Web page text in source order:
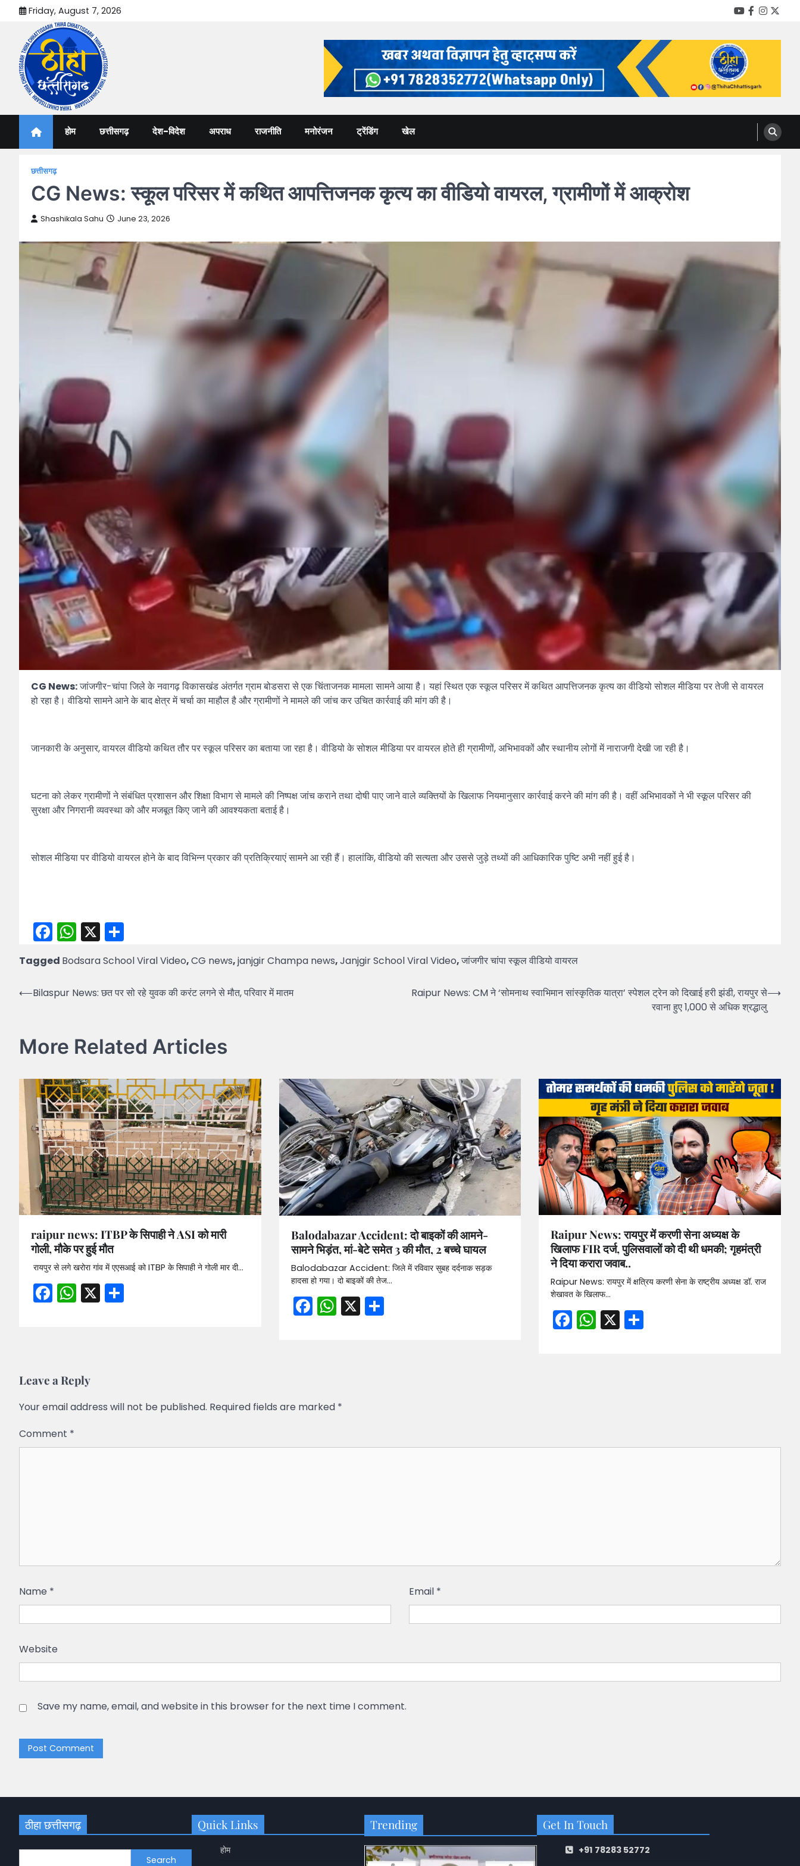
content
Friday, August 7, 2026 YouTube
Facebook
Thiha Chhattisgarh
होम छत्तीसगढ़ देश-विदेश अपराध राजनीति मनोरंजन ट्रेंडिंग खेल
छत्तीसगढ़
CG News: स्कूल परिसर में कथित आपत्तिजनक कृत्य का वीडियो वायरल, ग्रामीणों में आक्रोश
Shashikala Sahu June 23, 2026
CG News:जांजगीर-चांपा जिले के नवागढ़ विकासखंड अंतर्गत ग्राम बोडसरा से एक चिंताजनक मामला सामने आया है। यहां स्थित एक स्कूल परिसर में कथित आपत्तिजनक कृत्य का वीडियो सोशल मीडिया पर तेजी से वायरल
हो रहा है। वीडियो सामने आने के बाद क्षेत्र में चर्चा का माहौल है और ग्रामीणों ने मामले की जांच कर उचित कार्रवाई की मांग की है।
जानकारी के अनुसार, वायरल वीडियो कथित तौर पर स्कूल परिसर का बताया जा रहा है। वीडियो के सोशल मीडिया पर वायरल होते ही ग्रामीणों, अभिभावकों और स्थानीय लोगों में नाराजगी देखी जा रही है।
घटना को लेकर ग्रामीणों ने संबंधित प्रशासन और शिक्षा विभाग से मामले की निष्पक्ष जांच कराने तथा दोषी पाए जाने वाले व्यक्तियों के खिलाफ नियमानुसार कार्रवाई करने की मांग की है। वहीं अभिभावकों ने भी स्कूल परिसर की
सुरक्षा और निगरानी व्यवस्था को और मजबूत किए जाने की आवश्यकता बताई है।
सोशल मीडिया पर वीडियो वायरल होने के बाद विभिन्न प्रकार की प्रतिक्रियाएं सामने आ रही हैं। हालांकि, वीडियो की सत्यता और उससे जुड़े तथ्यों की आधिकारिक पुष्टि अभी नहीं हुई है।
Facebook
WhatsApp
X
Tagged Bodsara School Viral Video,CG news,janjgir Champa news,Janjgir School Viral Video,जांजगीर चांपा स्कूल वीडियो वायरल
Post
⟵Bilaspur News: छत पर सो रहे युवक की करंट लगने से मौत, परिवार में मातम
Raipur News: CM ने ‘सोमनाथ स्वाभिमान सांस्कृतिक यात्रा’ स्पेशल ट्रेन को दिखाई हरी झंडी, रायपुर से
रवाना हुए 1,000 से अधिक श्रद्धालु
⟶
More Related Articles
raipur news: ITBP के सिपाही ने ASI को मारी
गोली, मौके पर हुई मौत
रायपुर से लगे खरोरा गांव में एएसआई को ITBP के सिपाही ने गोली मार दी…
Facebook
WhatsApp
X
Balodabazar Accident: दो बाइकों की आमने-
सामने भिड़ंत, मां-बेटे समेत 3 की मौत, 2 बच्चे घायल
Balodabazar Accident: जिले में रविवार सुबह दर्दनाक सड़क
हादसा हो गया। दो बाइकों की तेज…
Facebook
WhatsApp
X Share
Raipur News: रायपुर में करणी सेना अध्यक्ष के
खिलाफ FIR दर्ज, पुलिसवालों को दी थी धमकी; गृहमंत्री
ने दिया करारा जवाब..
Raipur News: रायपुर में क्षत्रिय करणी सेना के राष्ट्रीय अध्यक्ष डॉ. राज
शेखावत के खिलाफ…
Facebook
WhatsApp
X
Leave a Reply
Your email address will not be published. Required fields are marked *
Comment *
Name * Email *
Website
Save my name, email, and website in this browser for the next time I comment.
ठीहा छत्तीसगढ़
Search
Quick Links
होम
Trending Get In Touch
+91 78283 52772